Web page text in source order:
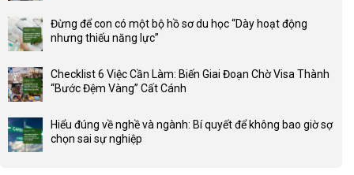
Lợi
thế
sức
mạnh
network
gia
đình
bình
luận
Đầu
tư
sớm:
Chiến
Đừng để con có một bộ hồ sơ du học “Dày hoạt động
nhưng thiếu năng lực”
bình
luận
Đừng
để
Checklist 6 Việc Cần Làm: Biến Giai Đoạn Chờ Visa Thành
“Bước Đệm Vàng” Cất Cánh
bình
luận
Hiểu đúng về nghề và ngành: Bí quyết để không bao giờ sợ
chọn sai sự nghiệp